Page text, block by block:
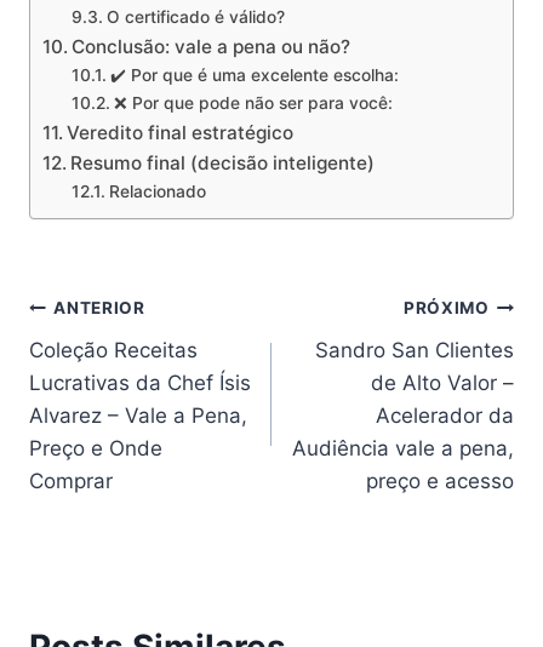
O certificado é válido?
Conclusão: vale a pena ou não?
✔️ Por que é uma excelente escolha:
❌ Por que pode não ser para você:
Veredito final estratégico
Resumo final (decisão inteligente)
Relacionado
Navegação
de
Post
ANTERIOR
Coleção Receitas
Lucrativas da Chef Ísis
Alvarez – Vale a Pena,
Preço e Onde
Comprar
PRÓXIMO
Sandro San Clientes
de Alto Valor –
Acelerador da
Audiência vale a pena,
preço e acesso